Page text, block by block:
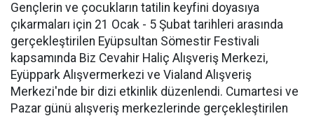
Gençlerin ve çocukların tatilin keyfini doyasıya
çıkarmaları için 21 Ocak - 5 Şubat tarihleri arasında
gerçekleştirilen Eyüpsultan Sömestir Festivali
kapsamında Biz Cevahir Haliç Alışveriş Merkezi,
Eyüppark Alışvermerkezi ve Vialand Alışveriş
Merkezi'nde bir dizi etkinlik düzenlendi. Cumartesi ve
Pazar günü alışveriş merkezlerinde gerçekleştirilen